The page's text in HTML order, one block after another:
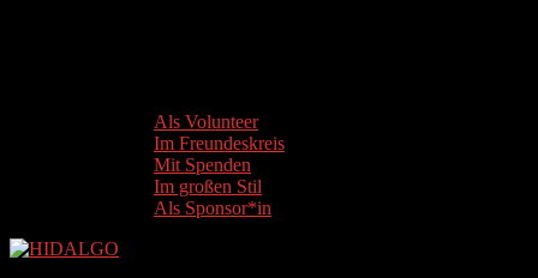
Als Volunteer
Im Freundeskreis
Mit Spenden
Im großen Stil
Als Sponsor*in